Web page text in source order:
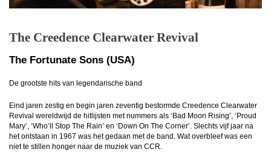
The Creedence Clearwater Revival
The Fortunate Sons (USA)
De grootste hits van legendarische band
Eind jaren zestig en begin jaren zeventig bestormde Creedence Clearwater
Revival wereldwijd de hitlijsten met nummers als ‘Bad Moon Rising’, ‘Proud
Mary’, ‘Who’ll Stop The Rain’ en ‘Down On The Corner’. Slechts vijf jaar na
het ontstaan in 1967 was het gedaan met de band. Wat overbleef was een
niet te stillen honger naar de muziek van CCR.